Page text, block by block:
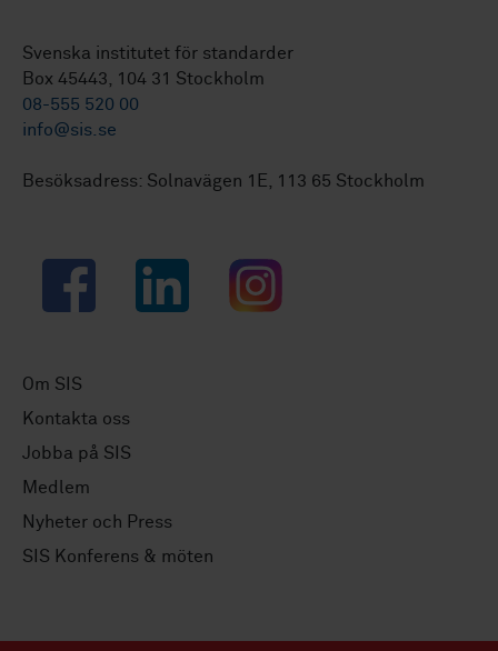
Svenska institutet för standarder
Box 45443, 104 31 Stockholm
08-555 520 00
info@sis.se
Besöksadress: Solnavägen 1E, 113 65 Stockholm
Facebook LinkedIn Instagram
Om SIS
Kontakta oss
Jobba på SIS
Medlem
Nyheter och Press
SIS Konferens & möten